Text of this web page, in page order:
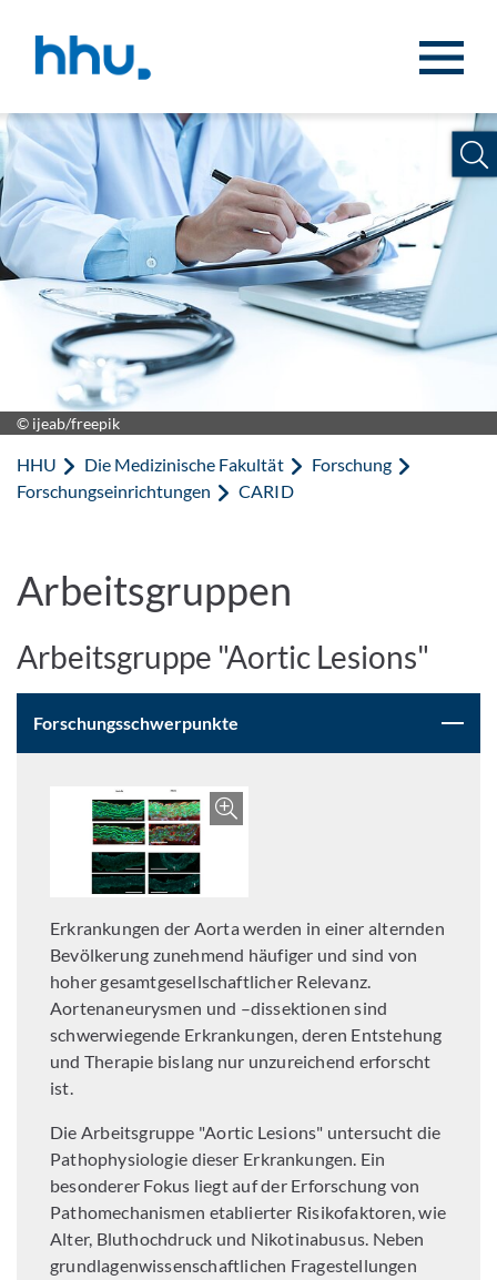
© ijeab/freepik
HHU Die Medizinische Fakultät
Forschung
Forschungseinrichtungen
CARID
Arbeitsgruppen
Arbeitsgruppe "Aortic Lesions"
Forschungsschwerpunkte
Erkrankungen der Aorta werden in einer alternden
Bevölkerung zunehmend häufiger und sind von
hoher gesamtgesellschaftlicher Relevanz.
Aortenaneurysmen und –dissektionen sind
schwerwiegende Erkrankungen, deren Entstehung
und Therapie bislang nur unzureichend erforscht
ist.
Die Arbeitsgruppe "Aortic Lesions" untersucht die
Pathophysiologie dieser Erkrankungen. Ein
besonderer Fokus liegt auf der Erforschung von
Pathomechanismen etablierter Risikofaktoren, wie
Alter, Bluthochdruck und Nikotinabusus. Neben
grundlagenwissenschaftlichen Fragestellungen